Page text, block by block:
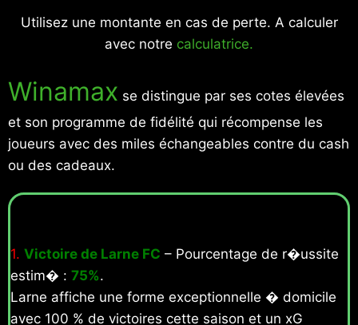
Utilisez une montante en cas de perte. A calculer
avec notre calculatrice.
Winamax se distingue par ses cotes élevées
et son programme de fidélité qui récompense les
joueurs avec des miles échangeables contre du cash
ou des cadeaux.
1. Victoire de Larne FC – Pourcentage de r�ussite
estim� : 75%.
Larne affiche une forme exceptionnelle � domicile
avec 100 % de victoires cette saison et un xG